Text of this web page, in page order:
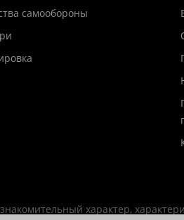
самообороны
характер,